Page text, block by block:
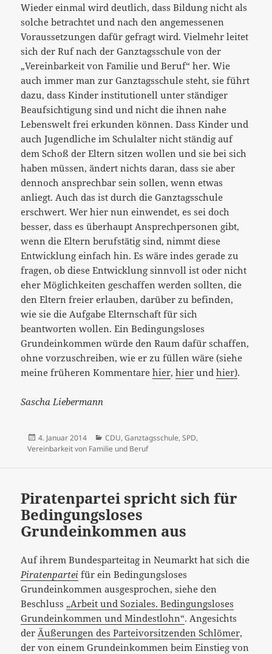
Wieder einmal wird deutlich, dass Bildung nicht als
solche betrachtet und nach den angemessenen
Voraussetzungen dafür gefragt wird. Vielmehr leitet
sich der Ruf nach der Ganztagsschule von der
„Vereinbarkeit von Familie und Beruf“ her. Wie
auch immer man zur Ganztagsschule steht, sie führt
dazu, dass Kinder institutionell unter ständiger
Beaufsichtigung sind und nicht die ihnen nahe
Lebenswelt frei erkunden können. Dass Kinder und
auch Jugendliche im Schulalter nicht ständig auf
dem Schoß der Eltern sitzen wollen und sie bei sich
haben müssen, ändert nichts daran, dass sie aber
dennoch ansprechbar sein sollen, wenn etwas
anliegt. Auch das ist durch die Ganztagsschule
erschwert. Wer hier nun einwendet, es sei doch
besser, dass es überhaupt Ansprechpersonen gibt,
wenn die Eltern berufstätig sind, nimmt diese
Entwicklung einfach hin. Es wäre indes gerade zu
fragen, ob diese Entwicklung sinnvoll ist oder nicht
eher Möglichkeiten geschaffen werden sollten, die
den Eltern freier erlauben, darüber zu befinden,
wie sie die Aufgabe Elternschaft für sich
beantworten wollen. Ein Bedingungsloses
Grundeinkommen würde den Raum dafür schaffen,
ohne vorzuschreiben, wie er zu füllen wäre (siehe
meine früheren Kommentarehier,hier undhier).
Sascha Liebermann
Veröffentlicht
am
4. Januar 2014 Kategorien
CDU, Ganztagsschule, SPD,
Vereinbarkeit von Familie und Beruf
Piratenpartei spricht sich für
Bedingungsloses
Grundeinkommen aus
Auf ihrem Bundesparteitag in Neumarkt hat sich die
Piratenpartei für ein Bedingungsloses
Grundeinkommen ausgesprochen, siehe den
Beschluss „Arbeit und Soziales. Bedingungsloses
Grundeinkommen und Mindestlohn“. Angesichts
der Äußerungen des Parteivorsitzenden Schlömer,
der von einem Grundeinkommen beim Einstieg von